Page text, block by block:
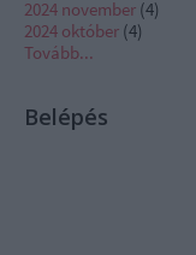
2024 november (4)
2024 október (4)
Tovább...
Belépés